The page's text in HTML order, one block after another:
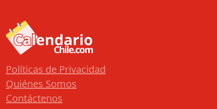
Políticas de Privacidad
Quiénes Somos
Contáctenos